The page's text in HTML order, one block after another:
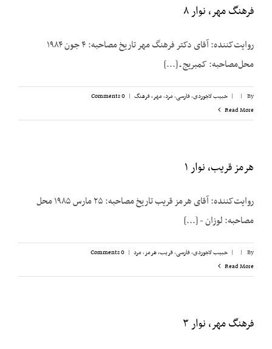
فرهنگ مهر، نوار ۸
روایت‌کننده: آقای دکتر فرهنگ مهر تاریخ مصاحبه: ۴ جون ۱۹۸۴
محل‌مصاحبه: کمبریج ـ [...]
By
|
| حبیب لاجوردی,فارسی,مرد,مهر، فرهنگ |
0 Comments
Read More
هرمز قریب، نوار ۱
روایت‌کننده: آقای هرمز قریب تاریخ مصاحبه: ۲۵ مارس ۱۹۸۵ محل
مصاحبه: لوزان - [...]
By
|
| حبیب لاجوردی,فارسی,قریب، هرمز,مرد |
0 Comments
Read More
فرهنگ مهر، نوار ۳